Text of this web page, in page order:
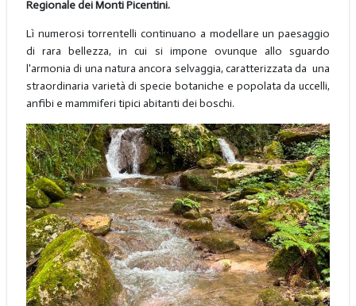
Regionale dei Monti Picentini.
Lì numerosi torrentelli continuano a modellare un paesaggio
di rara bellezza, in cui si impone ovunque allo sguardo
l'armonia di una natura ancora selvaggia, caratterizzata da una
straordinaria varietà di specie botaniche e popolata da uccelli,
anfibi e mammiferi tipici abitanti dei boschi.